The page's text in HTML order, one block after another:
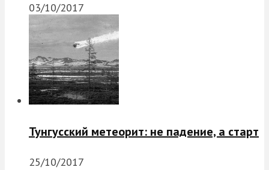
03/10/2017
Тунгусский метеорит: не падение, а старт
25/10/2017